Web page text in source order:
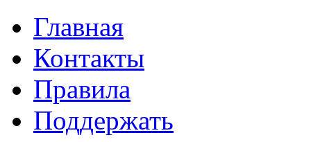
Главная
Контакты
Правила
Поддержать